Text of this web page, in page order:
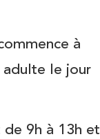
à
le jour
de 9h à 13h et